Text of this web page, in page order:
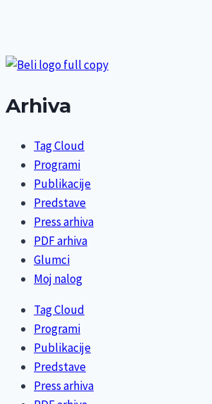
Arhiva
Tag Cloud
Programi
Publikacije
Predstave
Press arhiva
PDF arhiva
Glumci
Moj nalog
Tag Cloud
Programi
Publikacije
Predstave
Press arhiva